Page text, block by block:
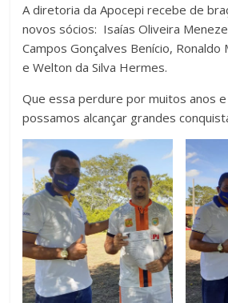
A diretoria da Apocepi recebe de
novos sócios: Isaías Oliveira
Campos Gonçalves Benício, Ronaldo
e Welton da Silva Hermes.
Que essa perdure por muitos anos
possamos alcançar grandes